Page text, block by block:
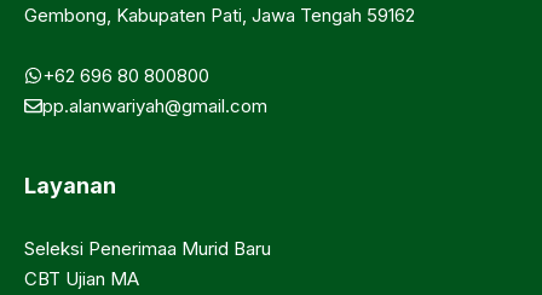
Gembong, Kabupaten Pati, Jawa Tengah 59162
+62 696 80 800800
pp.alanwariyah@gmail.com
Layanan
Seleksi Penerimaa Murid Baru
CBT Ujian MA